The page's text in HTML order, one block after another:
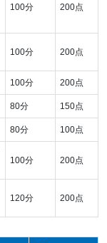
100分 200点
100分 200点
100分 200点
80分 150点
80分 100点
100分 200点
120分 200点